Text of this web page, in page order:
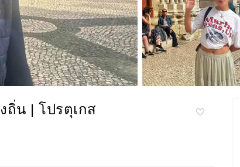
ถิ่น | โปรตุเกส